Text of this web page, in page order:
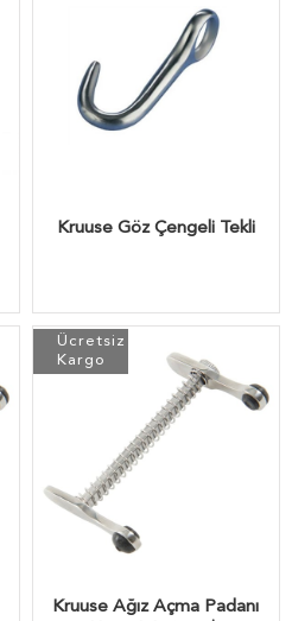
Kruuse Göz Çengeli Tekli
Kruuse Ağız Açma Padanı
Ücretsiz
Kargo